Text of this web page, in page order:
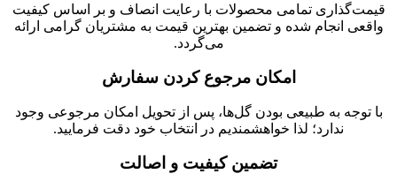
قیمت‌گذاری تمامی محصولات با رعایت انصاف و بر اساس کیفیت
واقعی انجام شده و تضمین بهترین قیمت به مشتریان گرامی ارائه
می‌گردد.
امکان مرجوع کردن سفارش
با توجه به طبیعی بودن گل‌ها، پس از تحویل امکان مرجوعی وجود
ندارد؛ لذا خواهشمندیم در انتخاب خود دقت فرمایید.
تضمین کیفیت و اصالت